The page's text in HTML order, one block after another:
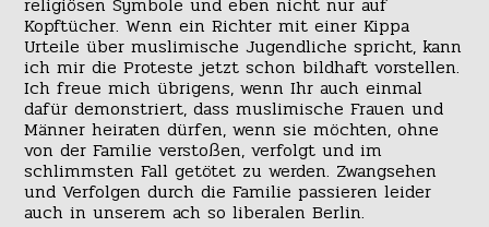
Kopftücher. Wenn ein Richter mit einer Kippa
Urteile über muslimische Jugendliche spricht, kann
ich mir die Proteste jetzt schon bildhaft vorstellen.
Ich freue mich übrigens, wenn Ihr auch einmal
dafür demonstriert, dass muslimische Frauen und
Männer heiraten dürfen, wenn sie möchten, ohne
von der Familie verstoßen, verfolgt und im
schlimmsten Fall getötet zu werden. Zwangsehen
und Verfolgen durch die Familie passieren leider
auch in unserem ach so liberalen Berlin.